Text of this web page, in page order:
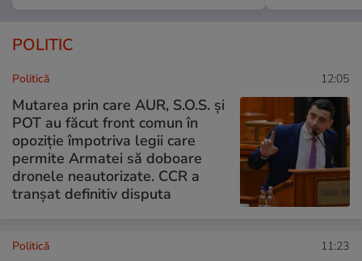
POLITIC
Politică 12:05
Mutarea prin care AUR, S.O.S. și
POT au făcut front comun în
opoziție împotriva legii care
permite Armatei să doboare
dronele neautorizate. CCR a
tranșat definitiv disputa
Politică 11:23